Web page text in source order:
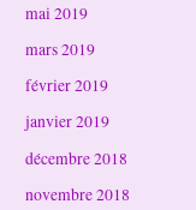
mai 2019
mars 2019
février 2019
janvier 2019
décembre 2018
novembre 2018